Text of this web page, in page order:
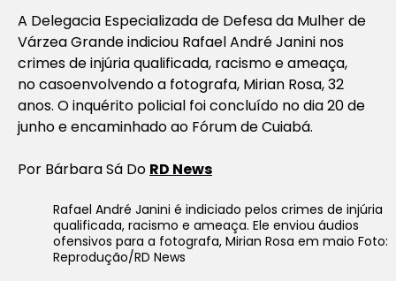
A Delegacia Especializada de Defesa da Mulher de
Várzea Grande indiciou Rafael André Janini nos
crimes de injúria qualificada, racismo e ameaça,
no casoenvolvendo a fotografa, Mirian Rosa, 32
anos. O inquérito policial foi concluído no dia 20 de
junho e encaminhado ao Fórum de Cuiabá.
Por Bárbara Sá Do RD News
Rafael André Janini é indiciado pelos crimes de injúria
qualificada, racismo e ameaça. Ele enviou áudios
ofensivos para a fotografa, Mirian Rosa em maio Foto:
Reprodução/RD News